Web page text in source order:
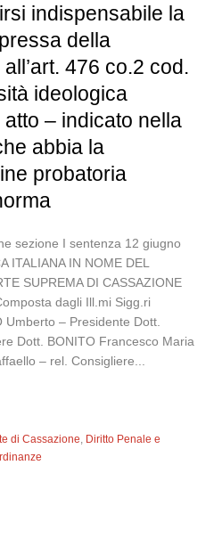
indispensabile la
della
476 co.2 cod.
ideologica
– indicato nella
abbia la
probatoria
sezione I sentenza 12 giugno
ITALIANA IN NOME DEL
SUPREMA DI CASSAZIONE
dagli Ill.mi Sigg.ri
– Presidente Dott.
Dott. BONITO Francesco Maria
– rel. Consigliere...
di Cassazione, Diritto Penale e